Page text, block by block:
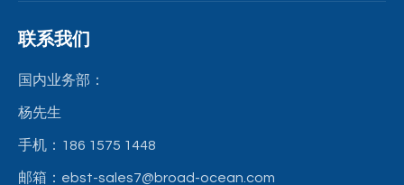
联系我们
国内业务部：
杨先生
手机：186 1575 1448
邮箱：ebst-sales7@broad-ocean.com